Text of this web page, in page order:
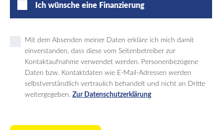
Ich wünsche eine Finanzierung
Mit dem Absenden meiner Daten erkläre ich mich damit
einverstanden, dass diese vom Seitenbetreiber zur
Kontaktaufnahme verwendet werden. Personenbezogene
Daten bzw. Kontaktdaten wie E-Mail-Adressen werden
selbstverständlich vertraulich behandelt und nicht an Dritte
weitergegeben. Zur Datenschutzerklärung